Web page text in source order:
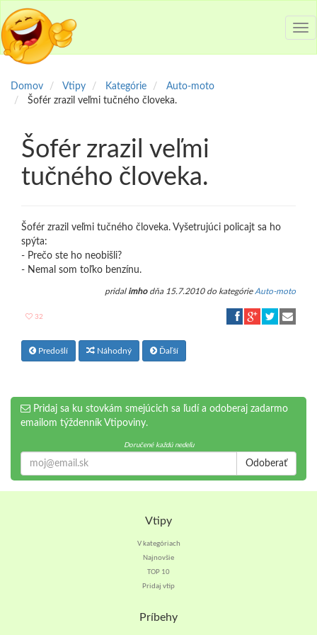
Domov Vtipy Kategórie
Auto-moto
Šofér zrazil veľmi tučného človeka.
Šofér zrazil veľmi
tučného človeka.
Šofér zrazil veľmi tučného človeka. Vyšetrujúci policajt sa ho
spýta:
- Prečo ste ho neobišli?
- Nemal som toľko benzínu.
pridal imhodňa 15.7.2010 do kategórie Auto-moto
32
Predošlí Náhodný Ďaľší
Pridaj sa ku stovkám smejúcich sa ľudí a odoberaj zadarmo
emailom týždenník Vtipoviny.
Doručené každú nedeľu
Odoberať
Vtipy
V kategóriach
Najnovšie
TOP 10
Pridaj vtip
Príbehy